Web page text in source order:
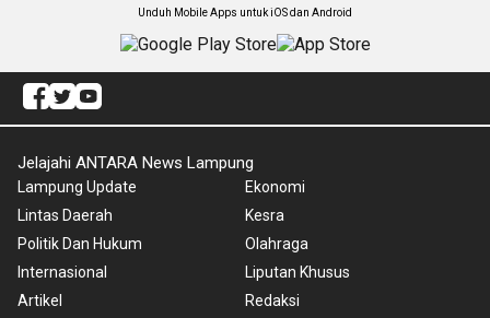
Unduh Mobile Apps untuk iOS dan Android
Jelajahi ANTARA News Lampung
Lampung Update
Lintas Daerah
Politik Dan Hukum
Internasional
Artikel
Ekonomi
Kesra
Olahraga
Liputan Khusus
Redaksi